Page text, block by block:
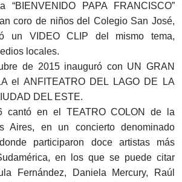
PAPA FRANCISCO”
coro de niños del Colegio San José,
un VIDEO CLIP del mismo tema,
locales.
de 2015 inauguró con UN GRAN
el ANFITEATRO DEL LAGO DE LA
DEL ESTE.
cantó en el TEATRO COLON de la
Aires, en un concierto denominado
participaron doce artistas más
en los que se puede citar
Fernández, Daniela Mercury, Raúl